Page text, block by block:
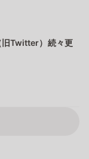
旧Twitter）続々更